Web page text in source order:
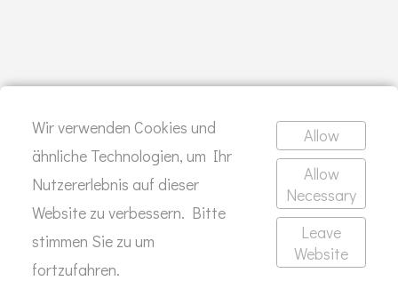
SCHREIB MIR
Wir verwenden Cookies und
ähnliche Technologien, um Ihr
Nutzererlebnis auf dieser
Website zu verbessern. Bitte
stimmen Sie zu um
fortzufahren.
Allow
Allow
Necessary
Leave
Website